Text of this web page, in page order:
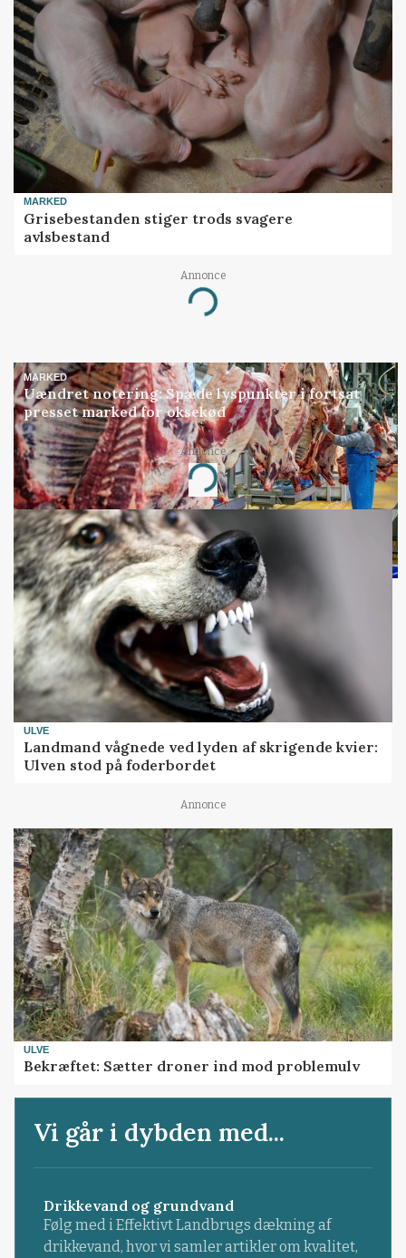
MARKED
Grisebestanden stiger trods svagere
avlsbestand
Annonce
Loading...
MARKED
Uændret notering: Spæde lyspunkter i fortsat
presset marked for oksekød
Annonce
Loading...
ULVE
Landmand vågnede ved lyden af skrigende kvier:
Ulven stod på foderbordet
Annonce
ULVE
Bekræftet: Sætter droner ind mod problemulv
Vi går i dybden med...
Drikkevand og grundvand
Følg med i Effektivt Landbrugs dækning af
drikkevand, hvor vi samler artikler om kvalitet,